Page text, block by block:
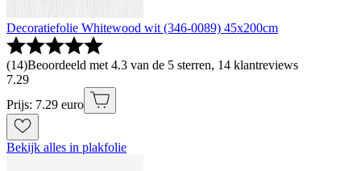
Decoratiefolie Whitewood wit (346-0089) 45x200cm
(14)Beoordeeld met 4.3 van de 5 sterren, 14 klantreviews
7.29
Prijs: 7.29 euro
Bekijk alles in plakfolie